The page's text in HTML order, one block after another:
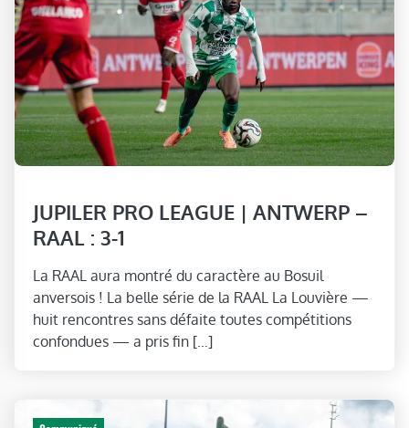
JUPILER PRO LEAGUE | ANTWERP –
RAAL : 3-1
La RAAL aura montré du caractère au Bosuil
anversois ! La belle série de la RAAL La Louvière —
huit rencontres sans défaite toutes compétitions
confondues — a pris fin […]